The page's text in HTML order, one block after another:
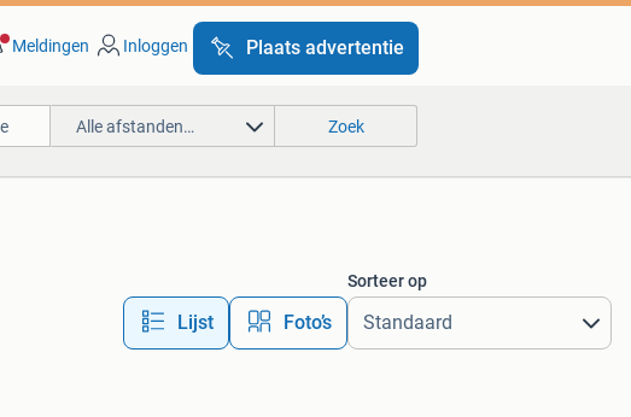
Meldingen Inloggen Plaats advertentie
Alle afstanden… Zoek
Lijst Foto’s
Sorteer op